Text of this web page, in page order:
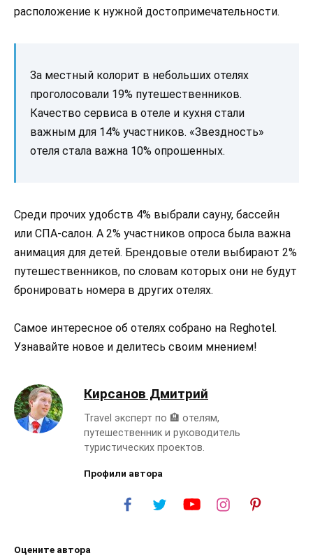
расположение к нужной достопримечательности.
За местный колорит в небольших отелях
проголосовали 19% путешественников.
Качество сервиса в отеле и кухня стали
важным для 14% участников. «Звездность»
отеля стала важна 10% опрошенных.
Среди прочих удобств 4% выбрали сауну, бассейн
или СПА-салон. А 2% участников опроса была важна
анимация для детей. Брендовые отели выбирают 2%
путешественников, по словам которых они не будут
бронировать номера в других отелях.
Самое интересное об отелях собрано на Reghotel.
Узнавайте новое и делитесь своим мнением!
Кирсанов Дмитрий
Travel эксперт по 🏨 отелям,
путешественник и руководитель
туристических проектов.
Профили автора
Оцените автора